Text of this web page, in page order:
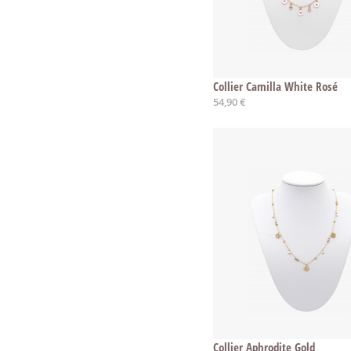
Collier Camilla White Rosé
54,90 €
Collier Aphrodite Gold